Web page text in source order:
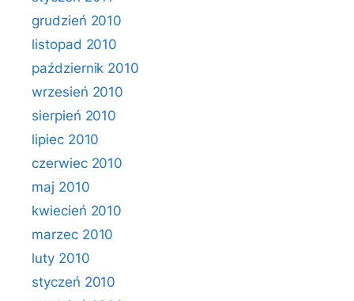
grudzień 2010
listopad 2010
październik 2010
wrzesień 2010
sierpień 2010
lipiec 2010
czerwiec 2010
maj 2010
kwiecień 2010
marzec 2010
luty 2010
styczeń 2010